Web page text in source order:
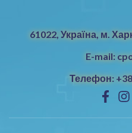
61022, Україна, м.
E-mail:
Телефон: